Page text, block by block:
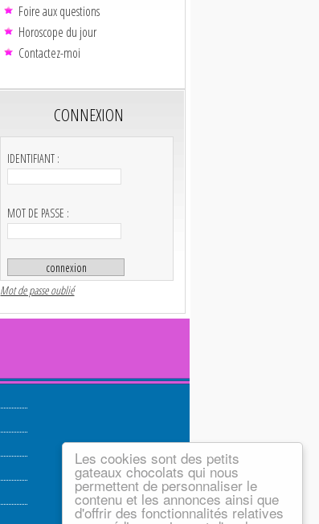
Les cookies sont des petits
gateaux chocolats qui nous
permettent de personnaliser le
contenu et les annonces ainsi que
d'offrir des fonctionnalités relatives
Foire aux questions
Horoscope du jour
Contactez-moi
CONNEXION
IDENTIFIANT :
MOT DE PASSE :
Mot de passe oublié